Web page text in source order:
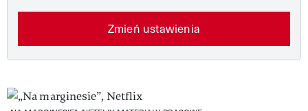
Zmień ustawienia